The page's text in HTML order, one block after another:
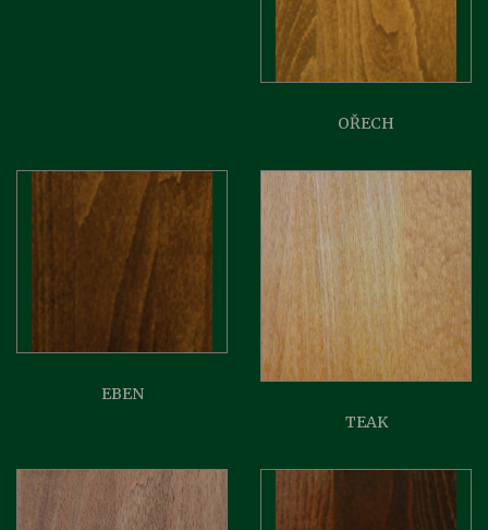
OŘECH
EBEN
TEAK